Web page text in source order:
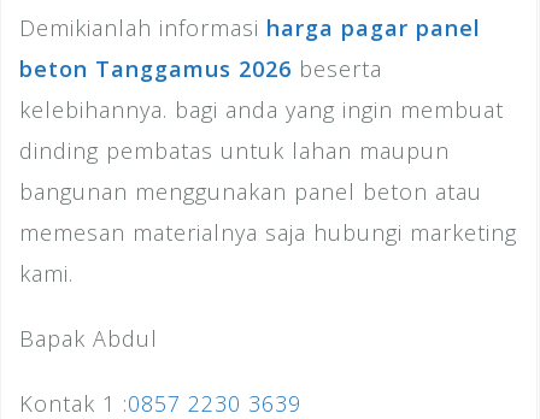
Demikianlah informasi harga pagar panel
beton Tanggamus 2026 beserta
kelebihannya. bagi anda yang ingin membuat
dinding pembatas untuk lahan maupun
bangunan menggunakan panel beton atau
memesan materialnya saja hubungi marketing
kami.
Bapak Abdul
Kontak 1 :0857 2230 3639